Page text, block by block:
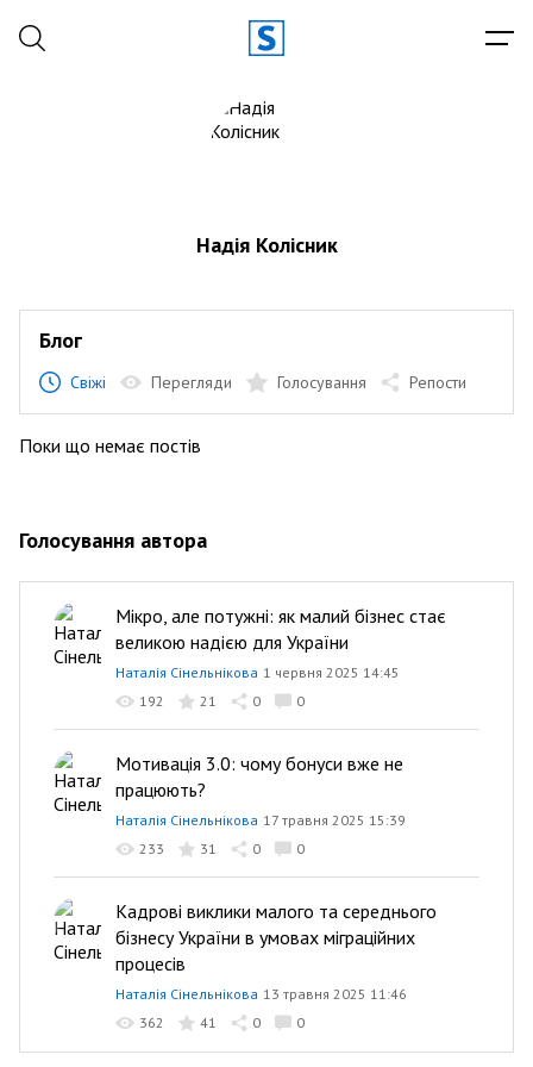
Надія Колісник
Блог
Свіжі Перегляди Голосування Репости
Поки що немає постів
Голосування автора
Мікро, але потужні: як малий бізнес стає
великою надією для України
Наталія Сінельнікова 1 червня 2025 14:45
192
21 0 0
Мотивація 3.0: чому бонуси вже не
працюють?
Наталія Сінельнікова 17 травня 2025 15:39
233
31 0 0
Кадрові виклики малого та середнього
бізнесу України в умовах міграційних
процесів
Наталія Сінельнікова 13 травня 2025 11:46
362
41 0 0